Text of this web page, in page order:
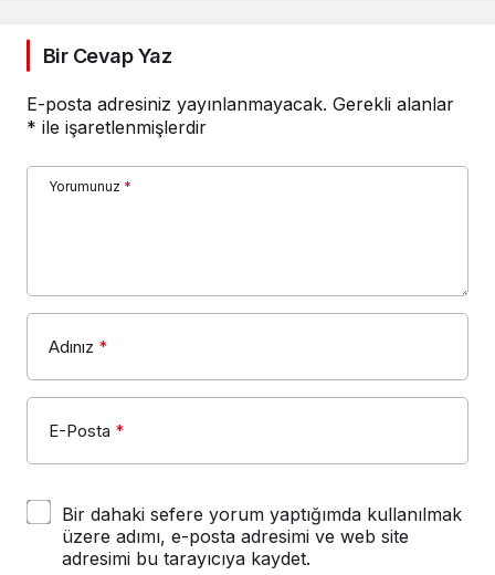
Bir Cevap Yaz
E-posta adresiniz yayınlanmayacak. Gerekli alanlar
* ile işaretlenmişlerdir
Yorumunuz *
Adınız *
E-Posta *
Bir dahaki sefere yorum yaptığımda kullanılmak
üzere adımı, e-posta adresimi ve web site
adresimi bu tarayıcıya kaydet.